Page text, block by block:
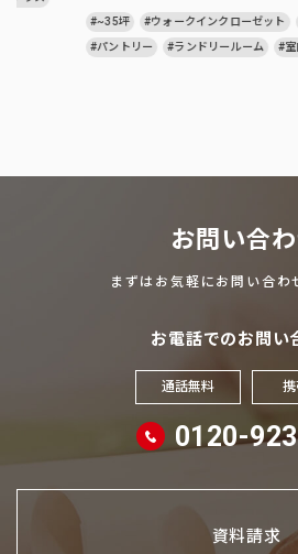
#ウォークインクローゼット #シューズ
#ランドリールーム #室内物干しス
お問い合
まずはお気軽にお問い合わ
お電話でのお問い
通話無料 携
0120-
資料請求